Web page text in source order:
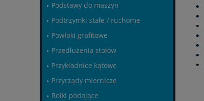
Podstawy do maszyn
Podtrzymki stałe / ruchome
Powłoki grafitowe
Przedłużenia stołów
Przykładnice kątowe
Przyrządy miernicze
Rolki podające